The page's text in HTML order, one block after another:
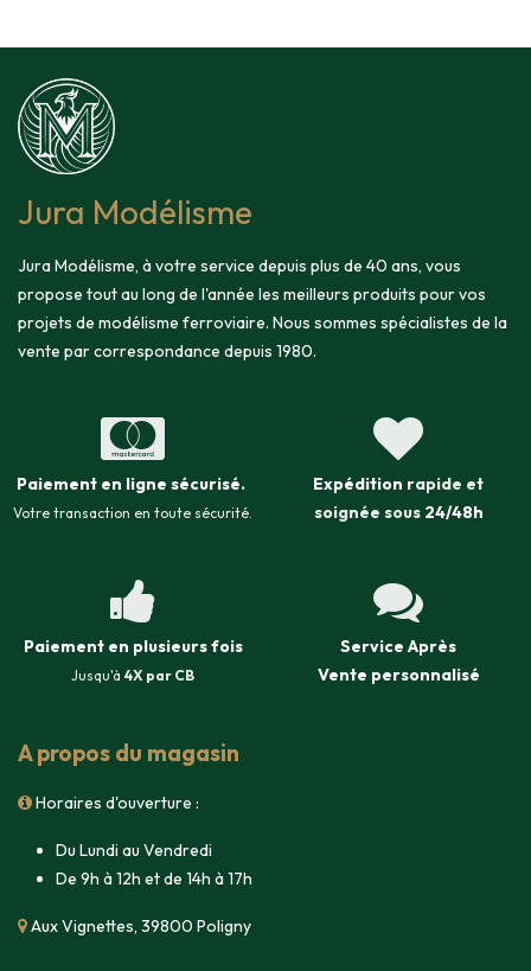
Jura Modélisme
Jura Modélisme, à votre service depuis plus de 40 ans, vous
propose tout au long de l'année les meilleurs produits pour vos
projets de modélisme ferroviaire. Nous sommes spécialistes de la
vente par correspondance depuis 1980.
Paiement en ligne sécurisé.
Votre transaction en toute sécurité.
Expédition rapide et
soignée sous 24/48h
Paiement en plusieurs fois
Jusqu'à 4X par CB
Service Après
Vente personnalisé
A propos du magasin
Horaires d'ouverture :
Du Lundi au Vendredi
De 9h à 12h et de 14h à 17h
Aux Vignettes, 39800 Poligny